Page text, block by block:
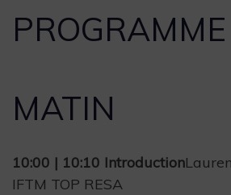
PROGRAMME
MATIN
10:00 | 10:10 Introduction
IFTM TOP RESA